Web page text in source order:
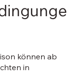
können ab
in